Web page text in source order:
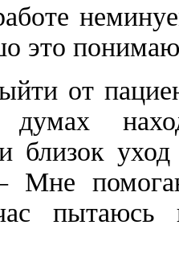
это
от
думах
близок
Мне
пытаюсь